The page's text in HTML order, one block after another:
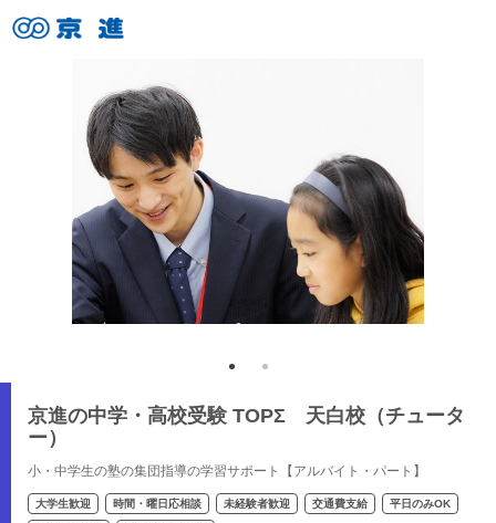
京進の中学・高校受験 TOPΣ 天白校（チュータ
ー）
小・中学生の塾の集団指導の学習サポート【アルバイト・パート】
大学生歓迎 時間・曜日応相談 未経験者歓迎 交通費支給 平日のみOK